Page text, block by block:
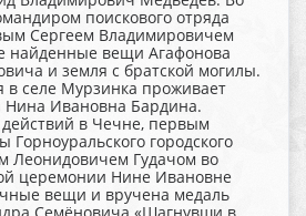
поискового отряда
Сергеем Владимировичем
найденные вещи Агафонова
и земля с братской могилы.
в селе Мурзинка проживает
Ивановна Бардина.
в Чечне, первым
Горноуральского городского
Леонидовичем Гудачом во
церемонии Нине Ивановне
вещи и вручена медаль